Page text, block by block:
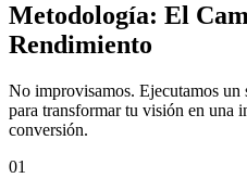
Metodología: El
Rendimiento
No improvisamos. Ejecutamos un
para transformar tu visión en una
conversión.
01